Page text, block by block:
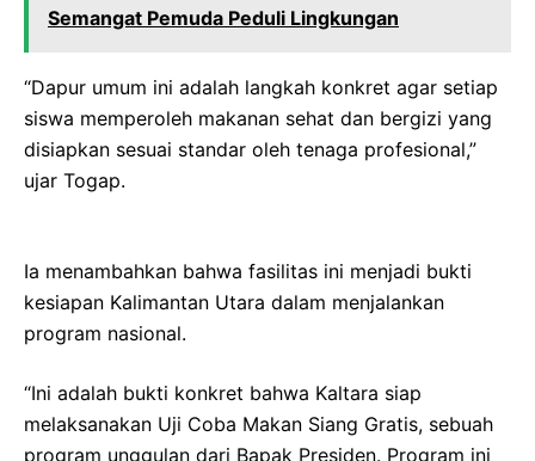
Semangat Pemuda Peduli Lingkungan
“Dapur umum ini adalah langkah konkret agar setiap
siswa memperoleh makanan sehat dan bergizi yang
disiapkan sesuai standar oleh tenaga profesional,”
ujar Togap.
Ia menambahkan bahwa fasilitas ini menjadi bukti
kesiapan Kalimantan Utara dalam menjalankan
program nasional.
“Ini adalah bukti konkret bahwa Kaltara siap
melaksanakan Uji Coba Makan Siang Gratis, sebuah
program unggulan dari Bapak Presiden. Program ini